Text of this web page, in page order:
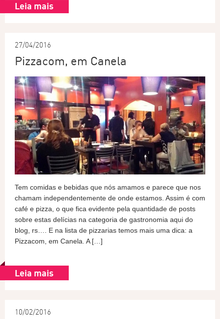
Leia mais
27/04/2016
Pizzacom, em Canela
Tem comidas e bebidas que nós amamos e parece que nos
chamam independentemente de onde estamos. Assim é com
café e pizza, o que fica evidente pela quantidade de posts
sobre estas delícias na categoria de gastronomia aqui do
blog, rs…. E na lista de pizzarias temos mais uma dica: a
Pizzacom, em Canela. A […]
Leia mais
10/02/2016